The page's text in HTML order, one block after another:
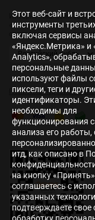
Интернет-магазин
«Элемент света».
светодиодной
Политика персональных
Этот веб-сайт и
инструменты
включая сервисы
«Яндекс.Метрика» и
Analytics»,
персональные
используют файлы
пиксели, теги и
идентификаторы.
необходимы для
функционирования
анализа его
итд, как описано в
на кнопку
соглашаетесь с
указанных
подтверждаете свое